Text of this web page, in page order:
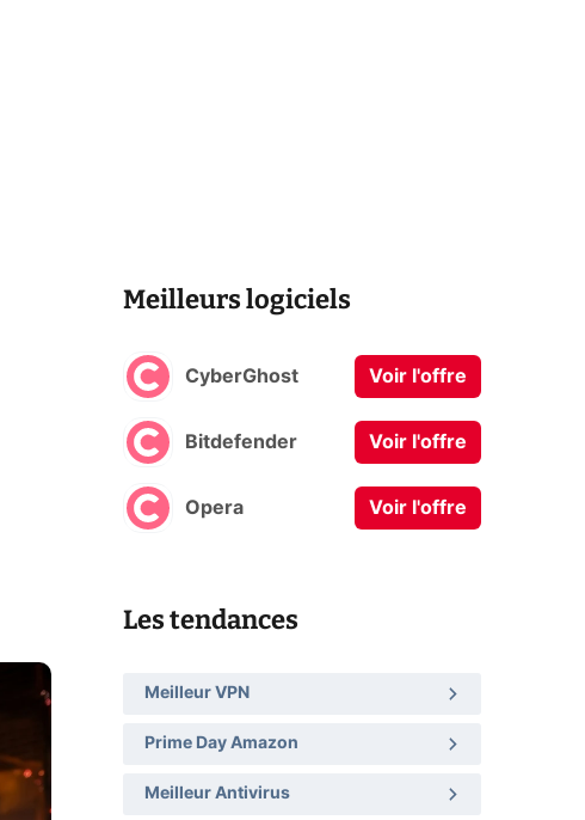
Meilleurs logiciels
CyberGhost Voir l'offre
Bitdefender Voir l'offre
Opera Voir l'offre
Les tendances
Meilleur VPN
Prime Day Amazon
Meilleur Antivirus